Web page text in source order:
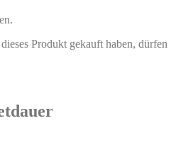
Produkt gekauft haben, dürfen